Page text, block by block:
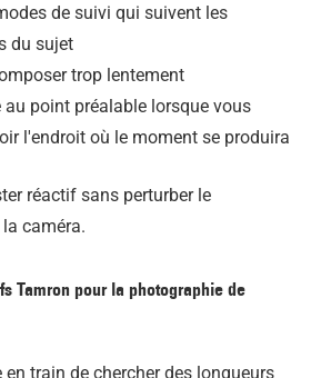
de suivi qui suivent les
du sujet
trop lentement
point préalable lorsque vous
l'endroit où le moment se produira
réactif sans perturber le
caméra.
Tamron pour la photographie de
en train de chercher des longueurs